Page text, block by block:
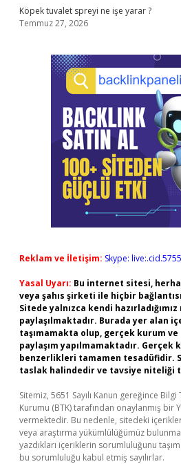
Köpek tuvalet spreyi ne işe yarar ?
Temmuz 27, 2026
Reklam ve İletişim: Skype:
Yasal Uyarı: Bu internet sitesi,
veya şahıs şirketi ile hiçbir
Sitede yalnızca kendi
paylaşılmaktadır. Burada yer alan
taşımamakta olup, gerçek kurum
paylaşım yapılmamaktadır.
benzerlikleri tamamen tesadüfidir.
taslak halindedir ve tavsiye niteliği
Sitemiz, 5651 Sayılı Kanun gereğince
Kurumu (BTK) tarafından onaylanmış bir
vermektedir. Bu nedenle, sitedeki
veya araştırma yükümlülüğümüz
yazdıkları içeriklerin sorumluluğunu
bu sorumluluğu kabul etmiş sayılırlar.